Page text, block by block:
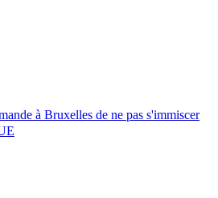
à Bruxelles de ne pas s'immiscer